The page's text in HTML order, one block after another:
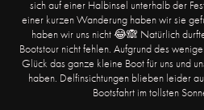
sich auf einer Halbinsel unterhalb der
einer kurzen Wanderung haben wir sie
haben wir uns nicht 😂🙈 Natürlich
Bootstour nicht fehlen. Aufgrund des
Glück das ganze kleine Boot für uns und
haben. Delfinsichtungen blieben leider
Bootsfahrt im tollsten